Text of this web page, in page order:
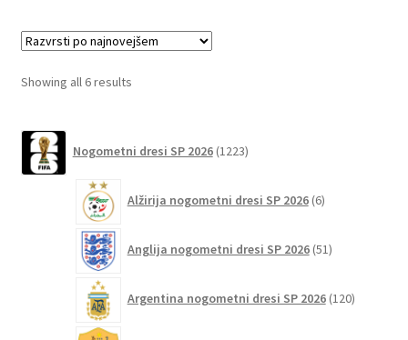
Showing all 6 resultsSorted
Nogometni dresi SP 2026 1223izdelkov
Alžirija nogometni dresi SP 2026 6izdelkov
Anglija nogometni dresi SP 2026 51izdelkov
Argentina nogometni dresi SP 2026 120izdelkov